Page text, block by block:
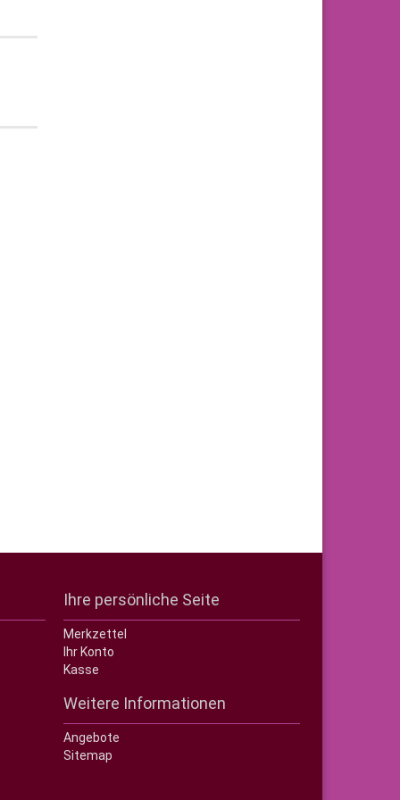
Ihre persönliche Seite
Merkzettel
Ihr Konto
Kasse
Weitere Informationen
Angebote
Sitemap